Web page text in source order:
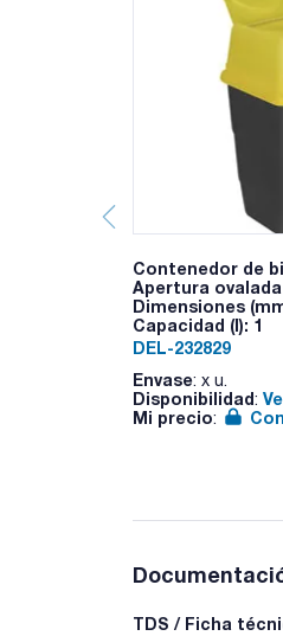
Contenedor de
Apertura
Dimensiones
Capacidad (l): 1
DEL-232829
Envase: x u.
Disponibilidad:
Mi precio:
TDS / Ficha